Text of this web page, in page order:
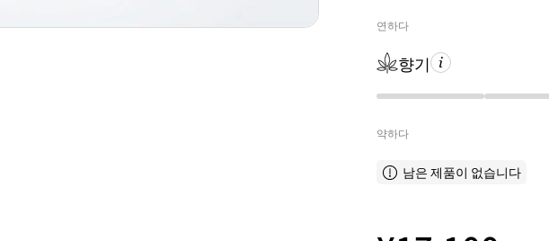
연하다
향기
약하다
남은 제품이 없습니다